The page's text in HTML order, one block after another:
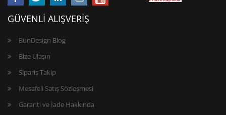
GÜVENLİ ALIŞVERİŞ
BunDesign Blog
Bize Ulaşın
Sipariş Takip
Mesafeli Satış Sözleşmesi
Garanti ve İade Hakkında